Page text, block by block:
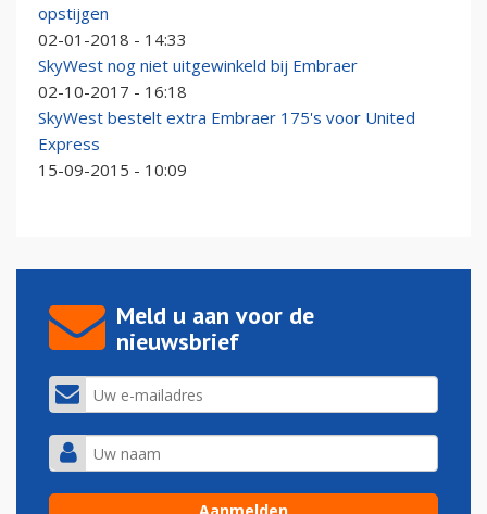
opstijgen
02-01-2018 - 14:33
SkyWest nog niet uitgewinkeld bij Embraer
02-10-2017 - 16:18
SkyWest bestelt extra Embraer 175's voor United
Express
15-09-2015 - 10:09
Meld u aan voor de
nieuwsbrief